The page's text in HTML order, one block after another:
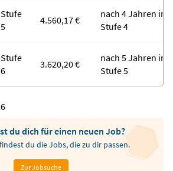
Stufe
5
4.560,17 €
nach 4 Jahren in
Stufe 4
Stufe
6
3.620,20 €
nach 5 Jahren in
Stufe 5
du dich für einen neuen Job?
findest du die Jobs, die zu dir passen.
Zur Jobsuche